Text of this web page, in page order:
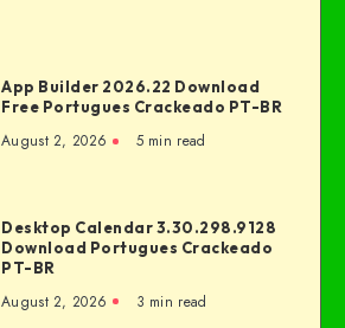
App Builder 2026.22 Download
Free Portugues Crackeado PT-BR
August 2, 2026 5 min read
Desktop Calendar 3.30.298.9128
Download Portugues Crackeado
PT-BR
August 2, 2026 3 min read